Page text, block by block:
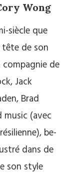
Wong
siècle que
de son
de
Jack
Brad
(avec
be-
dans de
son style